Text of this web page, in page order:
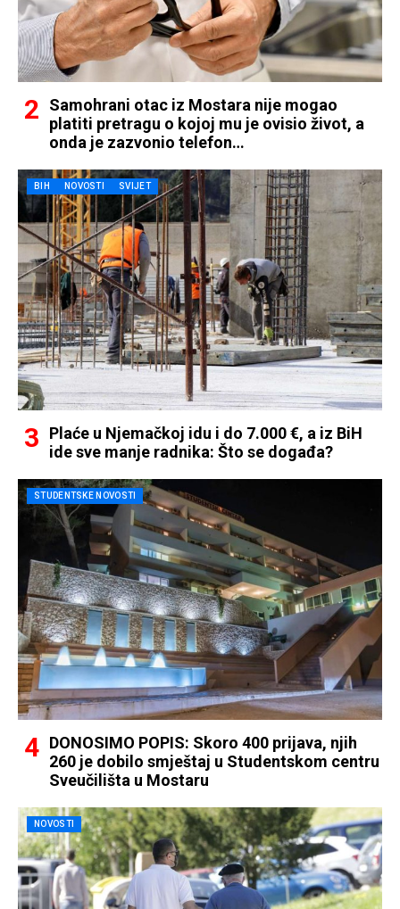
Samohrani otac iz Mostara nije mogao
platiti pretragu o kojoj mu je ovisio život, a
onda je zazvonio telefon…
BIH NOVOSTI SVIJET
Plaće u Njemačkoj idu i do 7.000 €, a iz BiH
ide sve manje radnika: Što se događa?
STUDENTSKE NOVOSTI
DONOSIMO POPIS: Skoro 400 prijava, njih
260 je dobilo smještaj u Studentskom centru
Sveučilišta u Mostaru
NOVOSTI